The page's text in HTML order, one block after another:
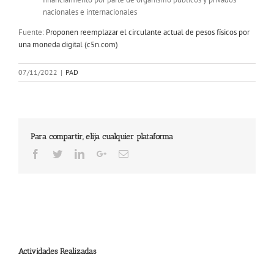
nacionales e internacionales
Fuente: Proponen reemplazar el circulante actual de pesos físicos por
una moneda digital (c5n.com)
07/11/2022 | PAD
Para compartir, elija cualquier plataforma
Facebook
TwitterLinkedInGoogle+Email
Actividades Realizadas